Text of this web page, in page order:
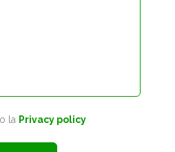
la Privacy policy